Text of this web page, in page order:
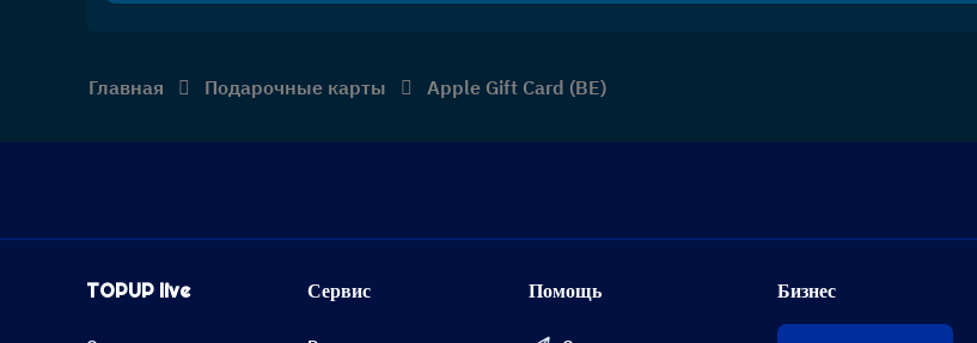
Главная Подарочные карты Apple Gift Card (BE)
TOPUP live Сервис Помощь Бизнес